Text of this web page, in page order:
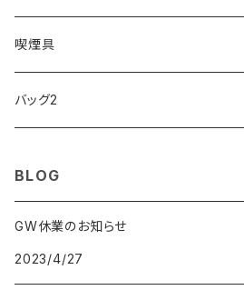
FOOTBALL WATCHES
ARCA FUTURA
DISNEY
BVLGARI
VANQUISH
DUNHILL
SWAROVSKI
VIVIENNE WESTWOOD
MICHAEL KORS
Fashion Accessory Cllection
ISLAND
ATLANTIC STARS
LESPORTSAC
PRADA
BROMPTON
MAWA
その他
TANACOCORO
MONTBLANC
SWAROVSKI
SMYTHSON
OMMIX
COACH
TORAY
OMRON
Micol
MONDAINE
喫煙具
ZIPPO
バッグ2
BLOG
GW休業のお知らせ
2023/4/27